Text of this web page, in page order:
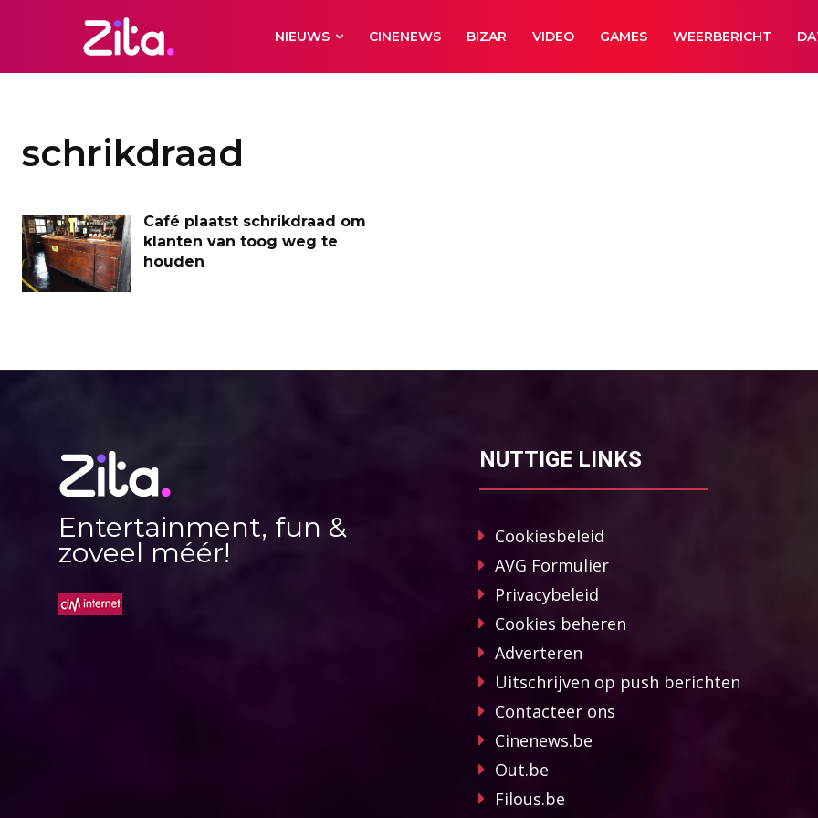
NIEUWS CINENEWS BIZAR VIDEO GAMES WEERBERICHT
schrikdraad
Café plaatst schrikdraad om
klanten van toog weg te
houden
Entertainment, fun &
zoveel méér!
NUTTIGE LINKS
Cookiesbeleid
AVG Formulier
Privacybeleid
Cookies beheren
Adverteren
Uitschrijven op push berichten
Contacteer ons
Cinenews.be
Out.be
Filous.be